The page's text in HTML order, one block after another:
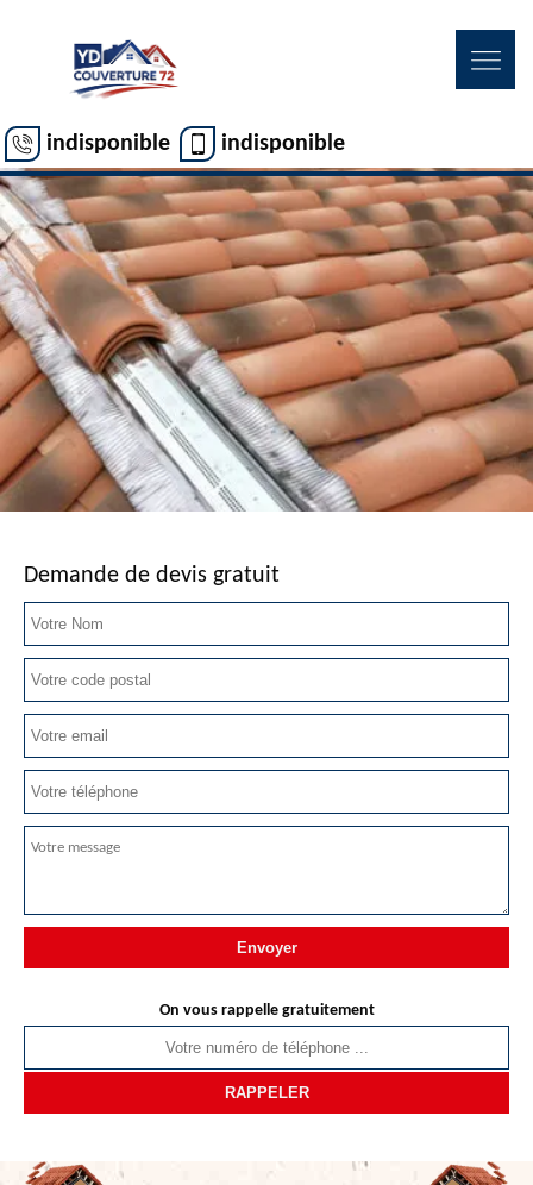
indisponible indisponible
Demande de devis gratuit
On vous rappelle gratuitement